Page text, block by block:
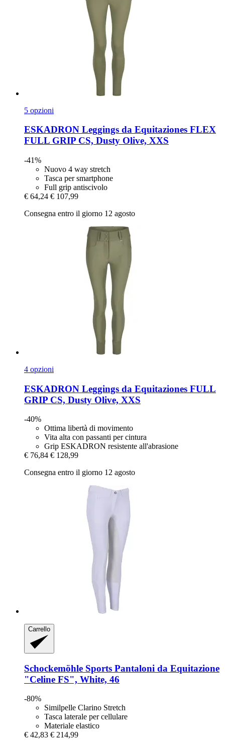
5 opzioni
ESKADRON Leggings da Equitaziones FLEX
FULL GRIP CS, Dusty Olive, XXS
-41%
Nuovo 4 way stretch
Tasca per smartphone
Full grip antiscivolo
€ 64,24 € 107,99
Consegna entro il giorno 12 agosto
4 opzioni
ESKADRON Leggings da Equitaziones FULL
GRIP CS, Dusty Olive, XXS
-40%
Ottima libertà di movimento
Vita alta con passanti per cintura
Grip ESKADRON resistente all'abrasione
€ 76,84 € 128,99
Consegna entro il giorno 12 agosto
Carrello
Schockemöhle Sports Pantaloni da Equitazione
"Celine FS", White, 46
-80%
Similpelle Clarino Stretch
Tasca laterale per cellulare
Materiale elastico
€ 42,83 € 214,99